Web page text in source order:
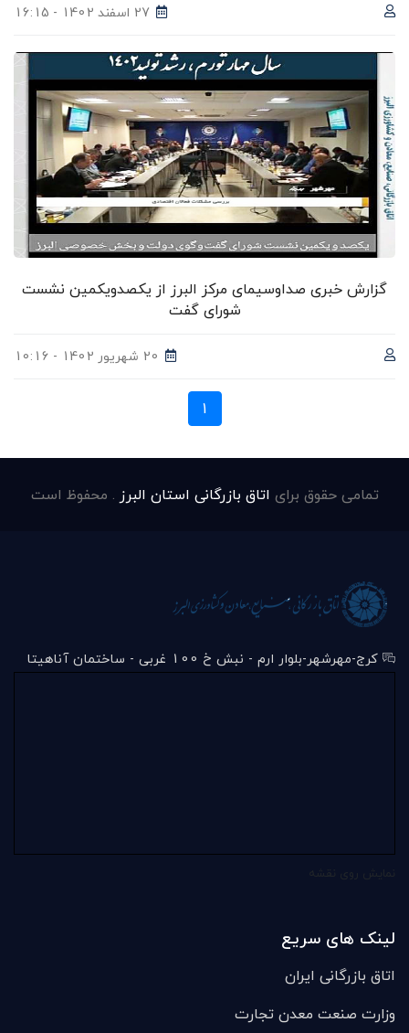
27 اسفند 1402 - 16:15
گزارش خبری صداوسیمای مرکز البرز از یکصدویکمین نشست
شورای گفت
20 شهریور 1402 - 10:16
1
تمامی حقوق برای اتاق بازرگانی استان البرز . محفوظ است
کرج-مهرشهر-بلوار ارم - نبش خ 100 غربی - ساختمان آناهیتا
لینک های سریع
اتاق بازرگانی ایران
وزارت صنعت معدن تجارت